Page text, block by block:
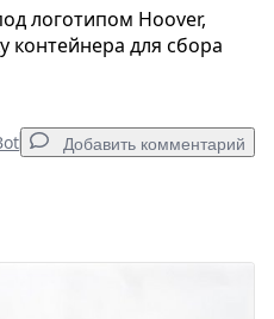
логотипом Hoover,
для сбора
Добавить комментарий